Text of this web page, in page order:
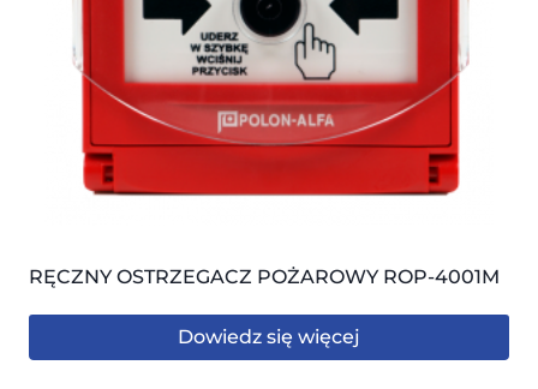
RĘCZNY OSTRZEGACZ POŻAROWY ROP-4001M
Dowiedz się więcej